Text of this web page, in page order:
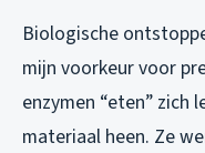
Biologische
mijn voorkeur voor
enzymen “eten”
materiaal heen. Ze